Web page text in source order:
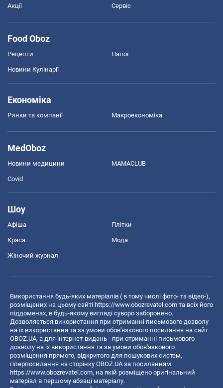
Акції Сервіс
Food Oboz
Рецепти Напої
Новини Кулінарії
Економіка
Ринки та компанії Макроекономіка
MedOboz
Новини медицини MAMACLUB
Covid
Шоу
Афіша Плітки
Краса Мода
Жіночий журнал
Використання будь-яких матеріалів ( в тому числі фото- та відео-),
розміщених на цьому сайті https://www.obozrevatel.com та всіх його
піддоменах, в будь-якому вигляді суворо заборонено.
Дозволяється використання при отриманні письмового дозволу
на їх використання та за умови обов'язкового посилання на сайт
OBOZ.UA, а для інтернет-видань - при отриманні письмового
дозволу на їх використання та за умови обов'язкового
розміщення прямого, відкритого для пошукових систем,
гіперпосилання на сторінку OBOZ.UA за посиланням
https://www.obozrevatel.com, на якій розміщено оригінальний
матеріал в першому абзаці матеріалу.